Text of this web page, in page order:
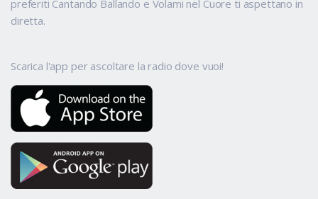
preferiti Cantando Ballando e Volami nel Cuore ti aspettano in
diretta.
Scarica l'app per ascoltare la radio dove vuoi!